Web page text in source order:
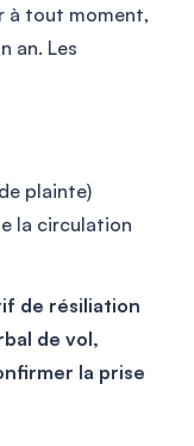
à tout moment,
an. Les
plainte)
la circulation
de résiliation
de vol,
la prise